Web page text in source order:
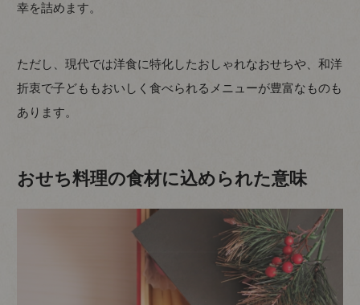
幸を詰めます。
ただし、現代では洋食に特化したおしゃれなおせちや、和洋
折衷で子どももおいしく食べられるメニューが豊富なものも
あります。
おせち料理の食材に込められた意味